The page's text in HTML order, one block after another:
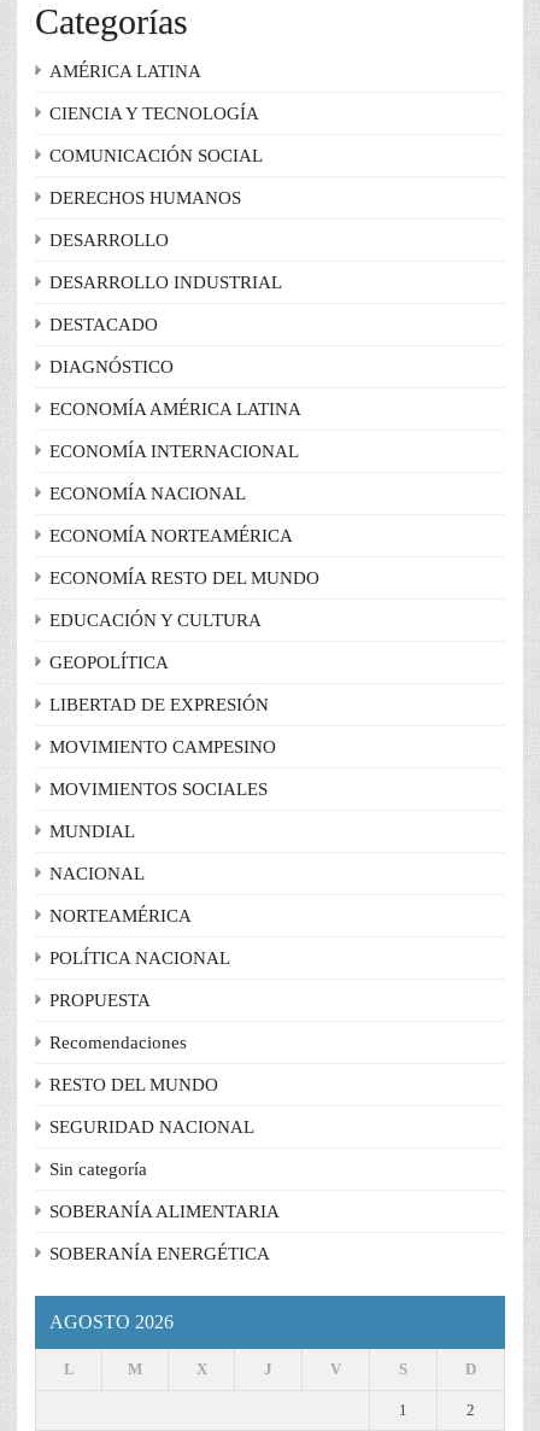
Categorías
AMÉRICA LATINA
CIENCIA Y TECNOLOGÍA
COMUNICACIÓN SOCIAL
DERECHOS HUMANOS
DESARROLLO
DESARROLLO INDUSTRIAL
DESTACADO
DIAGNÓSTICO
ECONOMÍA AMÉRICA LATINA
ECONOMÍA INTERNACIONAL
ECONOMÍA NACIONAL
ECONOMÍA NORTEAMÉRICA
ECONOMÍA RESTO DEL MUNDO
EDUCACIÓN Y CULTURA
GEOPOLÍTICA
LIBERTAD DE EXPRESIÓN
MOVIMIENTO CAMPESINO
MOVIMIENTOS SOCIALES
MUNDIAL
NACIONAL
NORTEAMÉRICA
POLÍTICA NACIONAL
PROPUESTA
Recomendaciones
RESTO DEL MUNDO
SEGURIDAD NACIONAL
Sin categoría
SOBERANÍA ALIMENTARIA
SOBERANÍA ENERGÉTICA
AGOSTO 2026
L M X J V S D
1 2